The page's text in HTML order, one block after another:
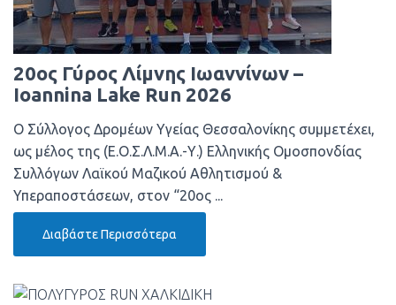
20ος Γύρος Λίμνης Ιωαννίνων –
Ioannina Lake Run 2026
Ο Σύλλογος Δρομέων Υγείας Θεσσαλονίκης συμμετέχει,
ως μέλος της (Ε.Ο.Σ.Λ.Μ.Α.-Υ.) Ελληνικής Ομοσπονδίας
Συλλόγων Λαϊκού Μαζικού Αθλητισμού &
Υπεραποστάσεων, στον “20ος ...
Διαβάστε Περισσότερα